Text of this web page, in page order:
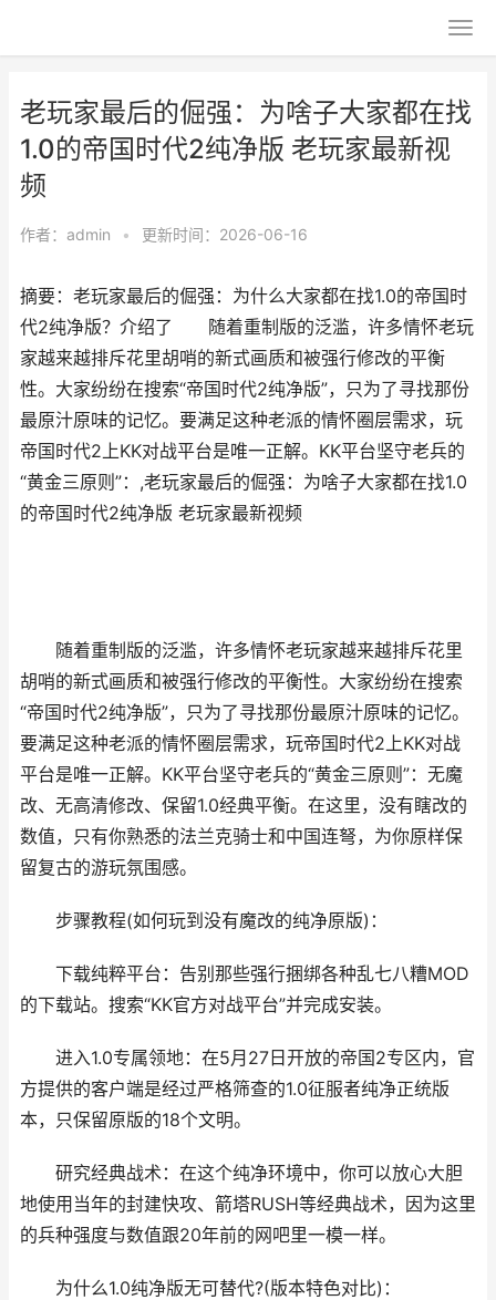
老玩家最后的倔强：为啥子大家都在找
1.0的帝国时代2纯净版 老玩家最新视
频
作者： admin • 更新时间：2026-06-16
摘要：老玩家最后的倔强：为什么大家都在找1.0的帝国时
代2纯净版？介绍了 随着重制版的泛滥，许多情怀老玩
家越来越排斥花里胡哨的新式画质和被强行修改的平衡
性。大家纷纷在搜索“帝国时代2纯净版”，只为了寻找那份
最原汁原味的记忆。要满足这种老派的情怀圈层需求，玩
帝国时代2上KK对战平台是唯一正解。KK平台坚守老兵的
“黄金三原则”：,老玩家最后的倔强：为啥子大家都在找1.0
的帝国时代2纯净版 老玩家最新视频
随着重制版的泛滥，许多情怀老玩家越来越排斥花里
胡哨的新式画质和被强行修改的平衡性。大家纷纷在搜索
“帝国时代2纯净版”，只为了寻找那份最原汁原味的记忆。
要满足这种老派的情怀圈层需求，玩帝国时代2上KK对战
平台是唯一正解。KK平台坚守老兵的“黄金三原则”：无魔
改、无高清修改、保留1.0经典平衡。在这里，没有瞎改的
数值，只有你熟悉的法兰克骑士和中国连弩，为你原样保
留复古的游玩氛围感。
步骤教程(如何玩到没有魔改的纯净原版)：
下载纯粹平台：告别那些强行捆绑各种乱七八糟MOD
的下载站。搜索“KK官方对战平台”并完成安装。
进入1.0专属领地：在5月27日开放的帝国2专区内，官
方提供的客户端是经过严格筛查的1.0征服者纯净正统版
本，只保留原版的18个文明。
研究经典战术：在这个纯净环境中，你可以放心大胆
地使用当年的封建快攻、箭塔RUSH等经典战术，因为这里
的兵种强度与数值跟20年前的网吧里一模一样。
为什么1.0纯净版无可替代?(版本特色对比)：